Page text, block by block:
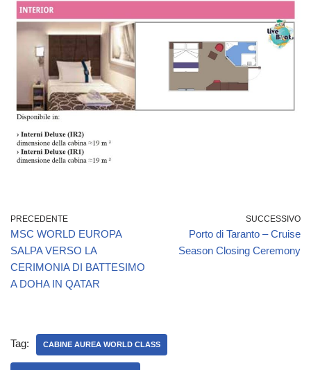
PRECEDENTE
MSC WORLD EUROPA
SALPA VERSO LA
CERIMONIA DI BATTESIMO
A DOHA IN QATAR
SUCCESSIVO
Porto di Taranto – Cruise
Season Closing Ceremony
Tag: CABINE AUREA WORLD CLASS